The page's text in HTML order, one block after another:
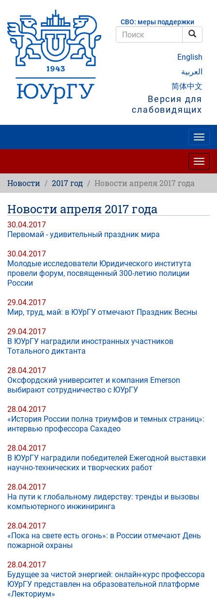
основному
содержанию
СВО: меры поддержки
English
العربية
简体中文
Версия для
слабовидящих
Новости 2017 год Новости апреля 2017 года
Новости апреля 2017 года
30.04.2017
Первомай - удивительный праздник мира
30.04.2017
Молодые исследователи Юридического института
провели форум, посвященный 300-летию полиции
России
29.04.2017
Мир, труд, май: в ЮУрГУ отмечают Праздник Весны
29.04.2017
В ЮУрГУ наградили иностранных участников
Тотального диктанта
28.04.2017
Оксфордский университет и компания Emerson
выбирают сотрудничество с ЮУрГУ
28.04.2017
«История России полна триумфов и темных страниц»:
интервью профессора Сахадео
28.04.2017
В ЮУрГУ наградили победителей Ежегодной выставки
научно-технических и творческих работ
28.04.2017
На пути к глобальному лидерству: тренды и вызовы
компьютерного инжиниринга
28.04.2017
«Пока на свете есть огонь»: в России отмечают День
пожарной охраны
28.04.2017
Будущее за чистой энергией: онлайн-курс профессора
ЮУрГУ представлен на образовательной платформе
«Лекториум»